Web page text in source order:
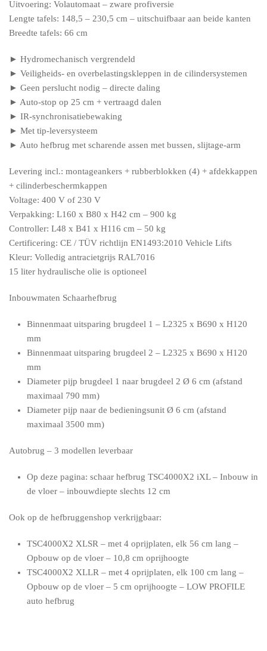
Uitvoering: Volautomaat – zware profiversie
Lengte tafels: 148,5 – 230,5 cm – uitschuifbaar aan beide kanten
Breedte tafels: 66 cm
► Hydromechanisch vergrendeld
► Veiligheids- en overbelastingskleppen in de cilindersystemen
► Geen perslucht nodig – directe daling
► Auto-stop op 25 cm + vertraagd dalen
► IR-synchronisatiebewaking
► Met tip-leversysteem
► Auto hefbrug met scharende assen met bussen, slijtage-arm
Levering incl.: montageankers + rubberblokken (4) + afdekkappen
+ cilinderbeschermkappen
Voltage: 400 V of 230 V
Verpakking: L160 x B80 x H42 cm – 900 kg
Controller: L48 x B41 x H116 cm – 50 kg
Certificering: CE / TÜV richtlijn EN1493:2010 Vehicle Lifts
Kleur: Volledig antracietgrijs RAL7016
15 liter hydraulische olie is optioneel
Inbouwmaten Schaarhefbrug
Binnenmaat uitsparing brugdeel 1 – L2325 x B690 x H120
mm
Binnenmaat uitsparing brugdeel 2 – L2325 x B690 x H120
mm
Diameter pijp brugdeel 1 naar brugdeel 2 Ø 6 cm (afstand
maximaal 790 mm)
Diameter pijp naar de bedieningsunit Ø 6 cm (afstand
maximaal 3500 mm)
Autobrug – 3 modellen leverbaar
Op deze pagina: schaar hefbrug TSC4000X2 iXL – Inbouw in
de vloer – inbouwdiepte slechts 12 cm
Ook op de hefbruggenshop verkrijgbaar:
TSC4000X2 XLSR – met 4 oprijplaten, elk 56 cm lang –
Opbouw op de vloer – 10,8 cm oprijhoogte
TSC4000X2 XLLR – met 4 oprijplaten, elk 100 cm lang –
Opbouw op de vloer – 5 cm oprijhoogte – LOW PROFILE
auto hefbrug